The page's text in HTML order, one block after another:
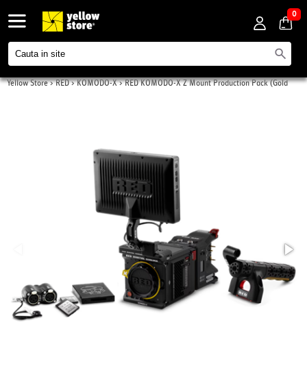
0
Yellow Store>RED>KOMODO-X>RED KOMODO-X Z Mount Production Pack (Gold